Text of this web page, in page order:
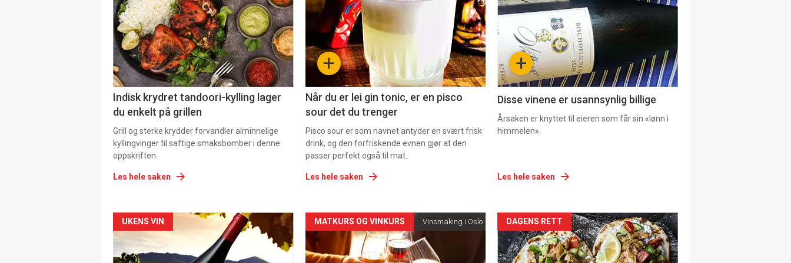
Indisk krydret tandoori-kylling lager
du enkelt på grillen
Grill og sterke krydder forvandler alminnelige
kyllingvinger til saftige smaksbomber i denne
oppskriften.
Les hele saken
nå
-
+
Når du er lei gin tonic, er en pisco
sour det du trenger
Pisco sour er som navnet antyder en svært frisk
drink, og den forfriskende evnen gjør at den
passer perfekt også til mat.
Les hele saken
nå
3 +
Disse vinene er usannsynlig billige
Årsaken er knyttet til eieren som får sin «lønn i
himmelen».
Les hele saken
Forsiden
akkurat
UKENS VIN
Forsiden
akkurat
MATKURS OG VINKURS Vinsmaking i Oslo
Forsiden
akkurat
DAGENS RETT